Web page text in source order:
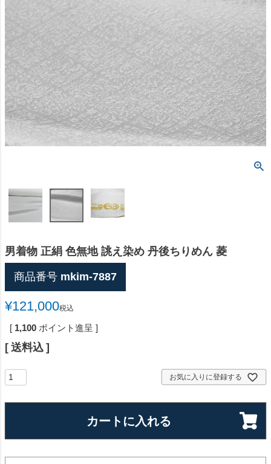
男着物 正絹 色無地 誂え染め 丹後ちりめん 菱
商品番号 mkim-7887
¥121,000税込
[ 1,100 ポイント進呈 ]
送料込
お気に入りに登録する
カートに入れる